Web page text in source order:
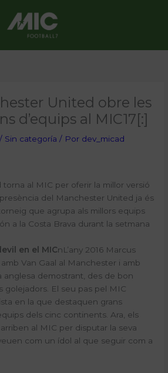
United obre les
d’equips al MIC17[:]
/ Sin categoría / Por dev_micad
torna al MIC per oferir la millor versió
del Manchester United ja és
que agrupa als millors equips
a la Costa Brava durant la setmana
en el MICnL’any 2016 Marcus
Van Gaal al Manchester i amb
anglesa demostrant, des de bon
golejadors. El seu pas pel MIC
en la que destaquen grans
dels cinc continents. Ara, els
al MIC per disputar la seva
com un ídol al que seguir com a